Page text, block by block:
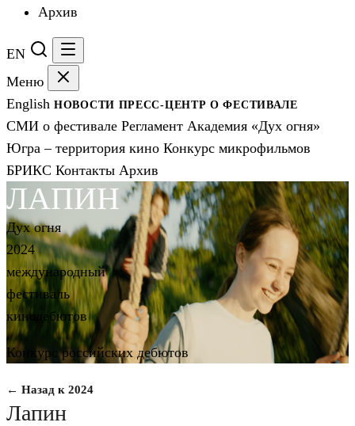
Архив
EN
Меню
English НОВОСТИ ПРЕСС-ЦЕНТРО ФЕСТИВАЛЕ
СМИ о фестивале Регламент Академия «Дух огня»
Югра – территория кино Конкурс микрофильмов
БРИКС Контакты Архив
ЛАПИН
Дух огня
2024
международный
фестиваль
кинодебютов
Конкурс российских дебютов
← Назад к 2024
Лапин